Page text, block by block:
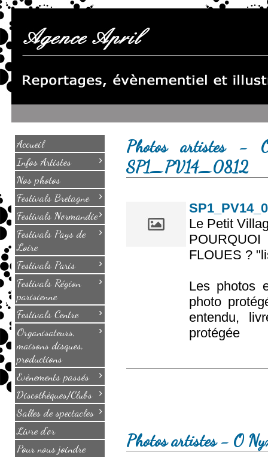
Accueil
Infos Artistes
›
Nos photos
Festivals Bretagne
›
Festivals Normandie›
Festivals Pays de
Loire
›
Festivals Paris ›
Festivals Région
parisienne
›
Festivals Centre ›
Organisateurs,
maisons disques,
productions
›
Evènements passés ›
Discothèques/Clubs ›
Salles de spectacles ›
Livre d'or
Pour nous joindre
Photos artistes -
SP1_PV14_0812
Le Petit
FLOUES ?
Les photos
photo
entendu,
protégée
Photos artistes - O